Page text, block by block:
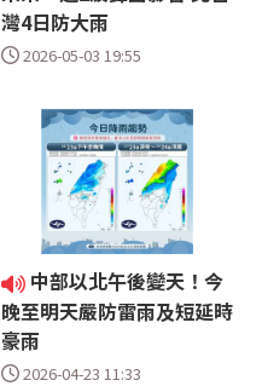
灣4日防大雨
2026-05-03 19:55
中部以北午後變天！今
晚至明天嚴防雷雨及短延時
豪雨
2026-04-23 11:33